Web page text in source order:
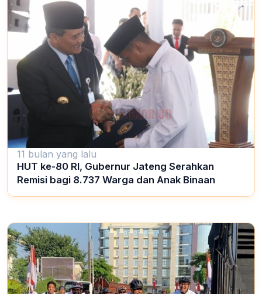
11 bulan yang lalu
HUT ke-80 RI, Gubernur Jateng Serahkan
Remisi bagi 8.737 Warga dan Anak Binaan